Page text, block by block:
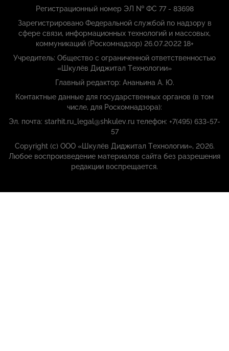
Регистрационный номер ЭЛ № ФС 77 - 83698
Зарегистрировано Федеральной службой по надзору в
сфере связи, информационных технологий и массовых,
коммуникаций (Роскомнадзор) 26.07.2022 18+
Учредитель: Общество с ограниченной ответственностью
«Шкулёв Диджитал Технологии»
Главный редактор: Ананьина А. Ю.
Контактные данные для государственных органов (в том
числе, для Роскомнадзора):
Эл. почта: starhit.ru_legal@shkulev.ru телефон: +7(495) 633-57-
57
Copyright (с) ООО «Шкулёв Диджитал Технологии», 2026.
Любое воспроизведение материалов сайта без разрешения
редакции воспрещается.